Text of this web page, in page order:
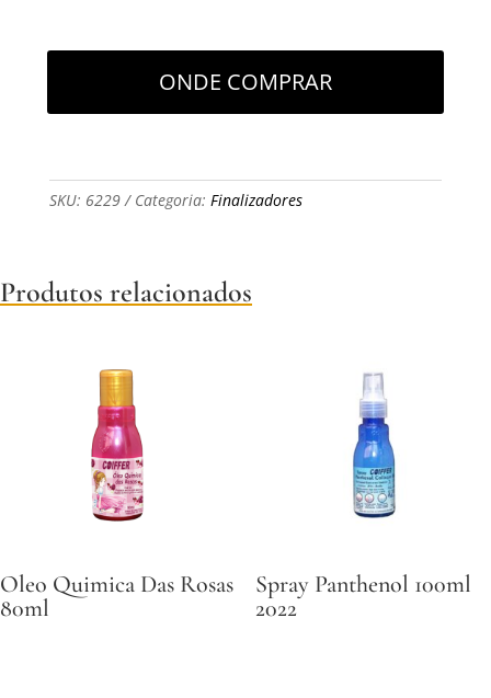
ONDE COMPRAR
SKU: 6229 Categoria: Finalizadores
Produtos relacionados
Oleo Quimica Das Rosas
80ml
Spray Panthenol 100ml
2022